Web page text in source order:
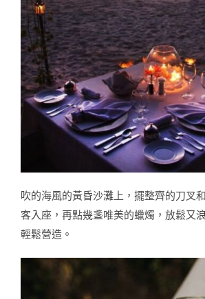
吹的海風的黃昏沙灘上，擺整齊的刀叉
客入座，再點幾盞唯美的蠟燭，放鬆又
輕鬆營造。